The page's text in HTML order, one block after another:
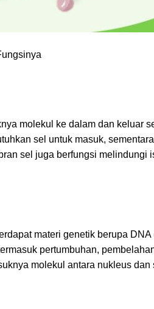
molekul ke dalam dan keluar
sel untuk masuk,
sel juga berfungsi melindungi
materi genetik berupa
pertumbuhan,
molekul antara nukleus dan